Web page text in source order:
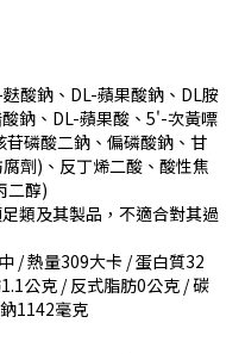
酸鈉、DL-蘋果酸鈉、DL胺
鈉、DL-蘋果酸、5'-次黃嘌
磷酸二鈉、偏磷酸鈉、甘
劑)、反丁烯二酸、酸性焦
二醇)
類及其製品，不適合對其過
/ 熱量309大卡 / 蛋白質32
公克 / 反式脂肪0公克 / 碳
1142毫克